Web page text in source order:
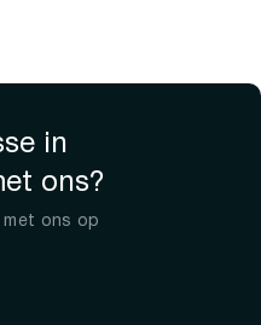
in
ons?
met ons op